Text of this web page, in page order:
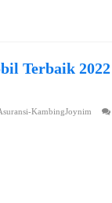
Terbaik
KambingJoynim